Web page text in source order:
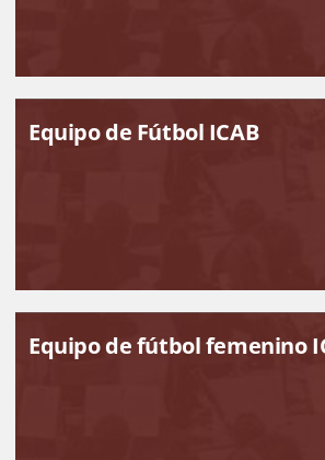
Equipo de Fútbol ICAB
Equipo de fútbol femenino